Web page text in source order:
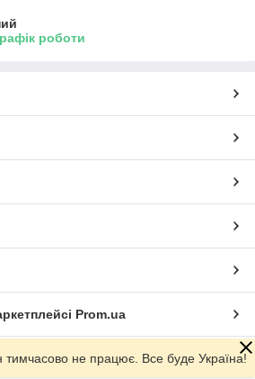
роботи
Prom.ua
тимчасово не працює. Все буде Україна!